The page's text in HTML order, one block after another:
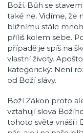
Boží. Bůh se
také ne. Vidíme, že
bližnímu stále
příliš kolem sebe.
případě je spíš na
vlastní životy.
kategorický: Není
od Boží slávy.
Boží Zákon proto
vztahují slova
tohoto světa vnáší i